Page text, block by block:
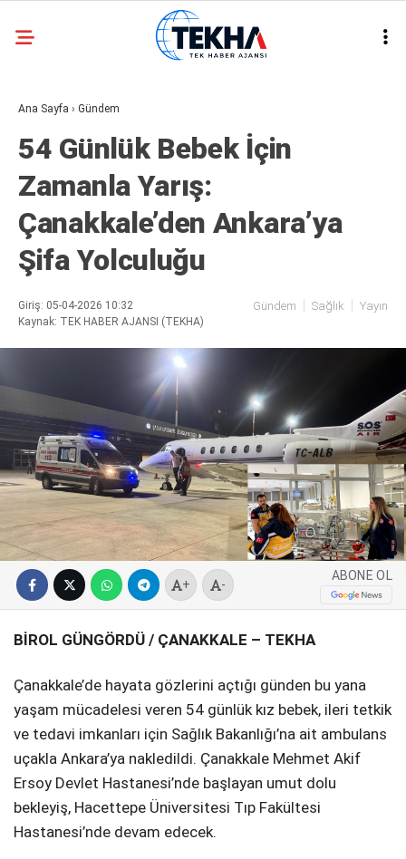
WhatsApp İhbar
Hattı
Facebook
Instagram
Youtube
24.6
ASAYIŞ
GÜNDEM
GENEL
EKONOMI
SIYASET
METEOROLOJI
SPOR
SERVISLER
Ana Sayfa › Gündem
54 Günlük Bebek İçin
Zamanla Yarış:
Çanakkale’den Ankara’ya
Şifa Yolculuğu
Giriş: 05-04-2026 10:32
Kaynak: TEK HABER AJANSI (TEKHA)
Gündem Sağlık Yayın
+ -
ABONE OL
BİROL GÜNGÖRDÜ / ÇANAKKALE – TEKHA
Çanakkale’de hayata gözlerini açtığı günden bu yana
yaşam mücadelesi veren 54 günlük kız bebek, ileri tetkik
ve tedavi imkanları için Sağlık Bakanlığı’na ait ambulans
uçakla Ankara’ya nakledildi. Çanakkale Mehmet Akif
Ersoy Devlet Hastanesi’nde başlayan umut dolu
bekleyiş, Hacettepe Üniversitesi Tıp Fakültesi
Hastanesi’nde devam edecek.